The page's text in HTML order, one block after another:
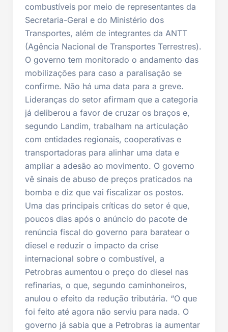
combustíveis por meio de representantes da
Secretaria-Geral e do Ministério dos
Transportes, além de integrantes da ANTT
(Agência Nacional de Transportes Terrestres).
O governo tem monitorado o andamento das
mobilizações para caso a paralisação se
confirme. Não há uma data para a greve.
Lideranças do setor afirmam que a categoria
já deliberou a favor de cruzar os braços e,
segundo Landim, trabalham na articulação
com entidades regionais, cooperativas e
transportadoras para alinhar uma data e
ampliar a adesão ao movimento. O governo
vê sinais de abuso de preços praticados na
bomba e diz que vai fiscalizar os postos.
Uma das principais críticas do setor é que,
poucos dias após o anúncio do pacote de
renúncia fiscal do governo para baratear o
diesel e reduzir o impacto da crise
internacional sobre o combustível, a
Petrobras aumentou o preço do diesel nas
refinarias, o que, segundo caminhoneiros,
anulou o efeito da redução tributária. “O que
foi feito até agora não serviu para nada. O
governo já sabia que a Petrobras ia aumentar